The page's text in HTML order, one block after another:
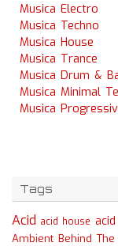
Musica Electro
Musica Techno
Musica House
Musica Trance
Musica Drum &
Musica Minimal
Musica
Tags
Acid acid house
Ambient Behind